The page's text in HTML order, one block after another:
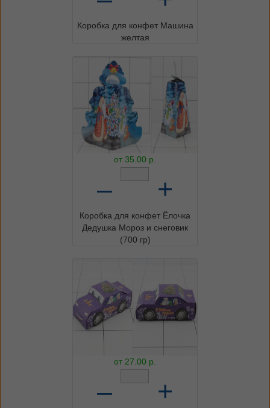
Коробка для конфет Машина
желтая
от 35.00 р.
– +
Коробка для конфет Ёлочка
Дедушка Мороз и снеговик
(700 гр)
от 27.00 р.
– +